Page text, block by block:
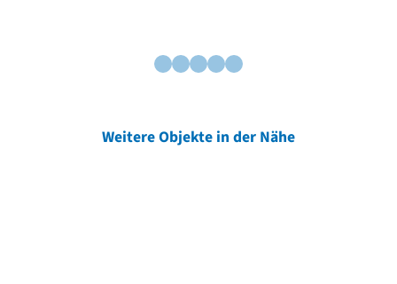
Weitere Objekte in der Nähe